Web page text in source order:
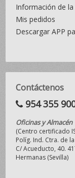
Información de
Mis pedidos
Descargar APP
Contáctenos
954 355
Oficinas y Almacén
(Centro certificado
Políg. Ind. Ctra. de
C/ Acueducto, 40.
Hermanas (Sevilla)